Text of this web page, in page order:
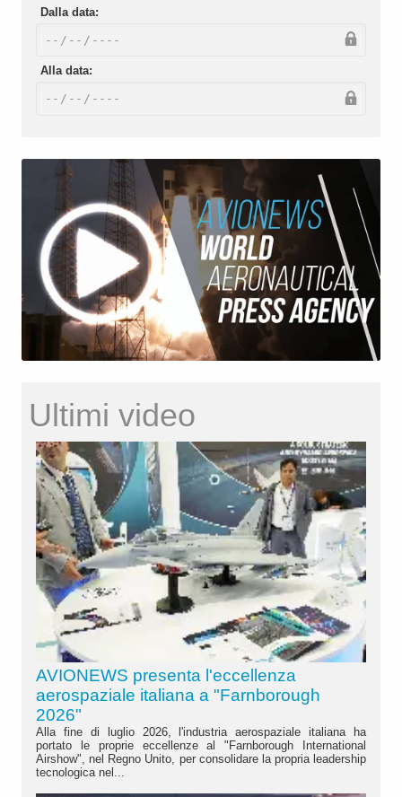
Dalla data:
Alla data:
Ultimi video
AVIONEWS presenta l'eccellenza
aerospaziale italiana a "Farnborough
2026"
Alla fine di luglio 2026, l'industria aerospaziale italiana ha
portato le proprie eccellenze al "Farnborough International
Airshow", nel Regno Unito, per consolidare la propria leadership
tecnologica nel...